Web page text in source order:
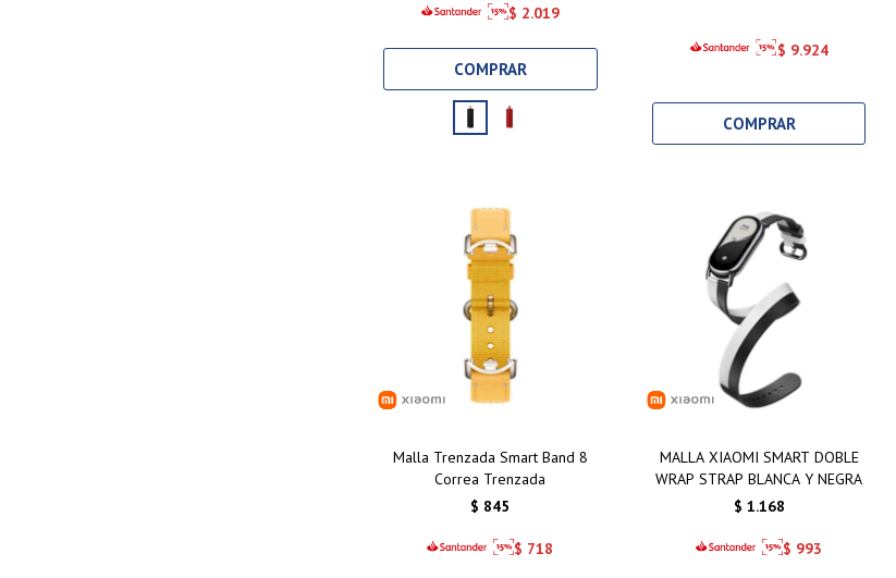
$ 2.019
$ 9.924
Malla Trenzada Smart Band 8
Correa Trenzada
$ 845
$ 718
MALLA XIAOMI SMART DOBLE
WRAP STRAP BLANCA Y NEGRA
$ 1.168
$ 993